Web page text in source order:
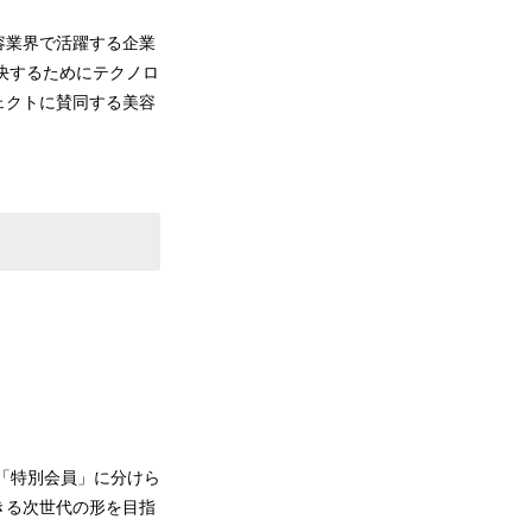
界で活躍する企業
するためにテクノロ
トに賛同する美容
特別会員」に分けら
次世代の形を目指